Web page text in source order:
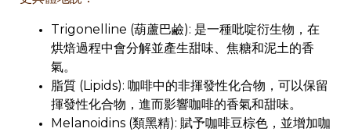
Trigonelline (葫蘆巴鹼): 是一種吡啶衍生物，在
烘焙過程中會分解並產生甜味、焦糖和泥土的香
氣。
脂質 (Lipids): 咖啡中的非揮發性化合物，可以保留
揮發性化合物，進而影響咖啡的香氣和甜味。
Melanoidins (類黑精): 賦予咖啡豆棕色，並增加咖